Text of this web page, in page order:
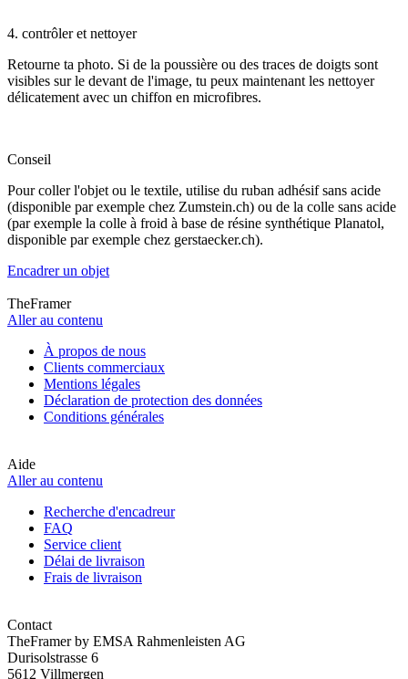
4. contrôler et nettoyer
Retourne ta photo. Si de la poussière ou des traces de doigts sont
visibles sur le devant de l'image, tu peux maintenant les nettoyer
délicatement avec un chiffon en microfibres.
Conseil
Pour coller l'objet ou le textile, utilise du ruban adhésif sans acide
(disponible par exemple chez Zumstein.ch) ou de la colle sans acide
(par exemple la colle à froid à base de résine synthétique Planatol,
disponible par exemple chez gerstaecker.ch).
Encadrer un objet
TheFramer
Aller au contenu
À propos de nous
Clients commerciaux
Mentions légales
Déclaration de protection des données
Conditions générales
Aide
Aller au contenu
Recherche d'encadreur
FAQ
Service client
Délai de livraison
Frais de livraison
Contact
TheFramer by EMSA Rahmenleisten AG
Durisolstrasse 6
5612 Villmergen